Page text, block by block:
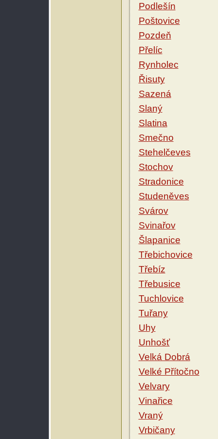
Podlešín
Poštovice
Pozdeň
Přelíc
Rynholec
Řisuty
Sazená
Slaný
Slatina
Smečno
Stehelčeves
Stochov
Stradonice
Studeněves
Svárov
Svinařov
Šlapanice
Třebichovice
Třebíz
Třebusice
Tuchlovice
Tuřany
Uhy
Unhošť
Velká Dobrá
Velké Přítočno
Velvary
Vinařice
Vraný
Vrbičany